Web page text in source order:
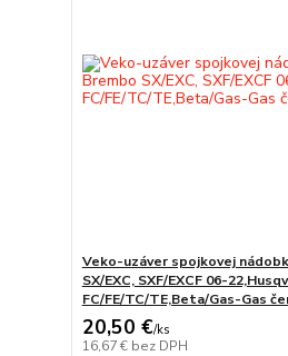
Veko-uzáver spojkovej
SX/EXC, SXF/EXCF 06-
FC/FE/TC/TE,Beta/Gas-Gas
20,50 €/ks
16,67 € bez DPH